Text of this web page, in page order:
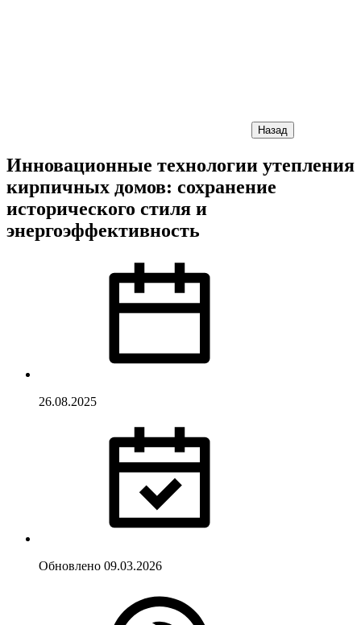
Назад
Инновационные технологии утепления
кирпичных домов: сохранение
исторического стиля и
энергоэффективность
26.08.2025
Обновлено 09.03.2026